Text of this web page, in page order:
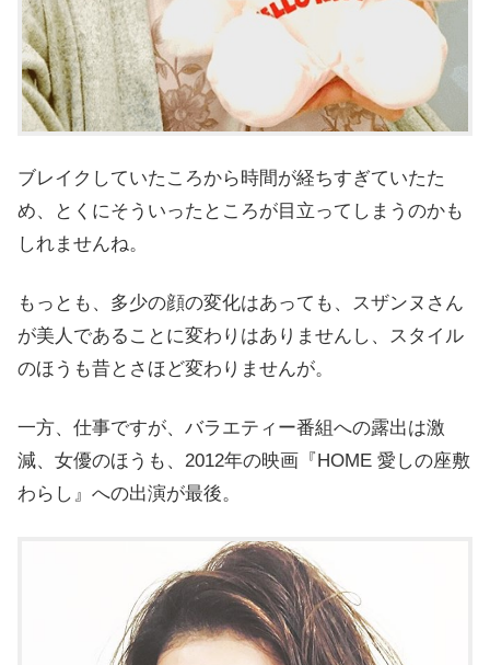
ブレイクしていたころから時間が経ちすぎていたた
め、とくにそういったところが目立ってしまうのかも
しれませんね。
もっとも、多少の顔の変化はあっても、スザンヌさん
が美人であることに変わりはありませんし、 スタイル
のほうも昔とさほど変わりませんが。
一方、仕事ですが、バラエティー番組への露出は激
減、女優のほうも、2012年の映画『HOME 愛しの座敷
わらし』への出演が最後。